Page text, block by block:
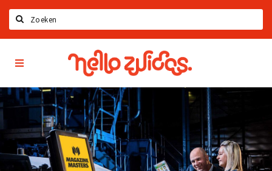
Home
Latest news
Upcoming events
Zuidas Jobs
Offers & Deals
Hello
Zuidas
App